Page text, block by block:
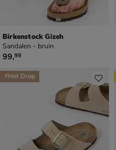
Birkenstock Gizeh
Sandalen - bruin
€ 99,99
99,99
⚡Hot Drop